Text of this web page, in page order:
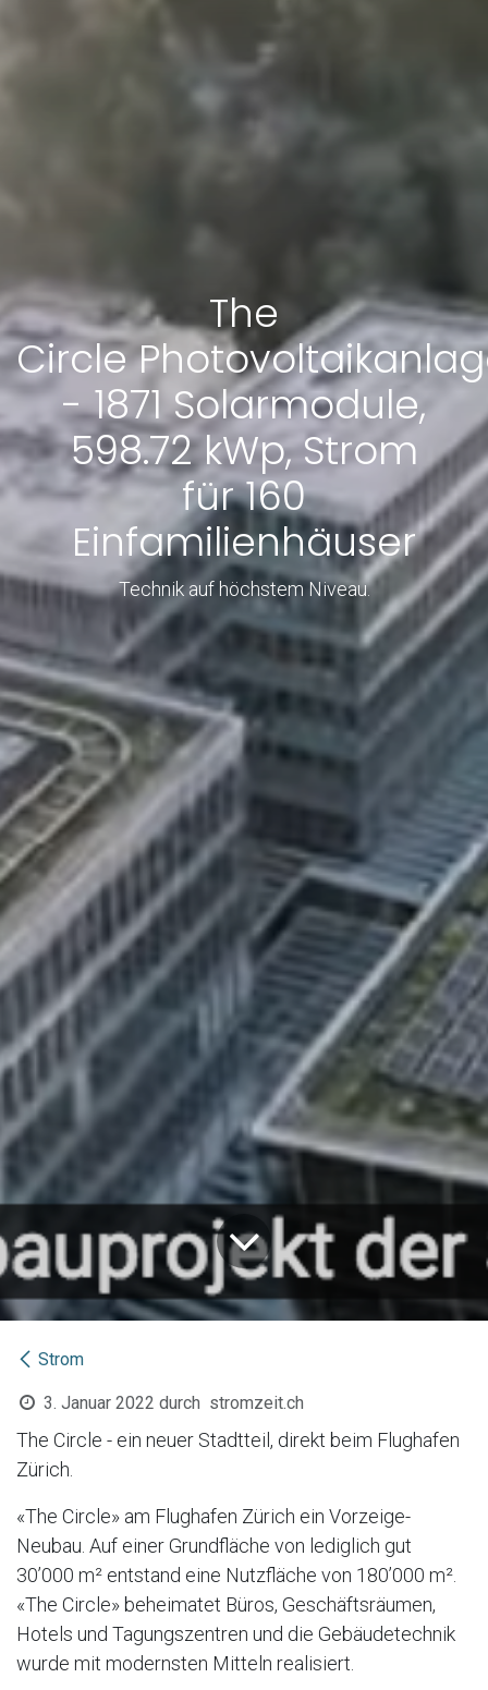
The
Circle
- 1871 Solarmodule,
598.72 kWp, Strom
für 160
Einfamilienhäuser
Technik auf höchstem Niveau.
Strom
3. Januar 2022 durch stromzeit.ch
The Circle - ein neuer Stadtteil, direkt beim Flughafen
Zürich.
«The Circle» am Flughafen Zürich ein Vorzeige-
Neubau. Auf einer Grundfläche von lediglich gut
30’000 m² entstand eine Nutzfläche von 180’000 m².
«The Circle» beheimatet Büros, Geschäftsräumen,
Hotels und Tagungszentren und die Gebäudetechnik
wurde mit modernsten Mitteln realisiert.